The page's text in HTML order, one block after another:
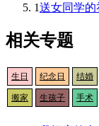
1送女同学的
相关专题
生日 纪念日 结婚
搬家 生孩子 手术